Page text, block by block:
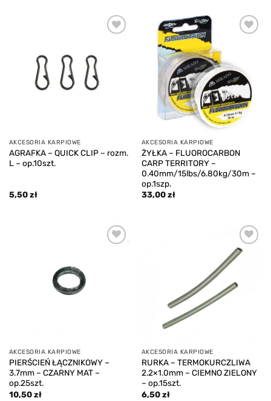
AKCESORIA KARPIOWE
AGRAFKA – QUICK CLIP – rozm.
L – op.10szt.
5,50zł
AKCESORIA KARPIOWE
ŻYŁKA – FLUOROCARBON
CARP TERRITORY –
0.40mm/15lbs/6.80kg/30m –
op.1szp.
33,00zł
AKCESORIA KARPIOWE
PIERŚCIEŃ ŁĄCZNIKOWY –
3.7mm – CZARNY MAT –
op.25szt.
10,50zł
Add to
wishlist
AKCESORIA KARPIOWE
RURKA – TERMOKURCZLIWA
2.2×1.0mm – CIEMNO ZIELONY
– op.15szt.
6,50zł